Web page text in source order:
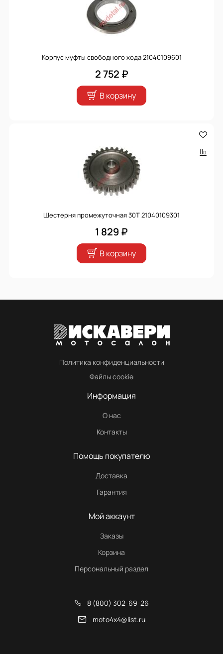
Корпус муфты свободного хода 21040109601
2 752 ₽
В корзину
Шестерня промежуточная 30Т 21040109301
1 829 ₽
В корзину
Политика конфиденциальности
Файлы cookie
Информация
О нас
Контакты
Помощь покупателю
Доставка
Гарантия
Мой аккаунт
Заказы
Корзина
Персональный раздел
8 (800) 302-69-26
moto4x4@list.ru